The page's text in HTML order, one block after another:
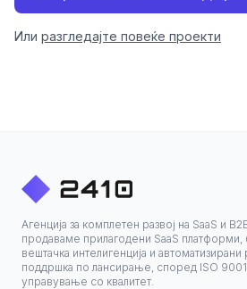
Или разгледајте повеќе проекти
Агенција за комплетен развој на SaaS и
продаваме прилагодени SaaS платформи,
вештачка интелигенција и
поддршка по лансирање, според ISO 9001
управување со квалитет.